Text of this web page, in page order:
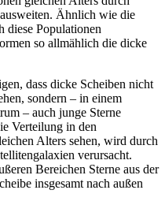
Ähnlich wie die
diese Populationen
so allmählich die dicke
dass dicke Scheiben nicht
sondern – in einem
– auch junge Sterne
Verteilung in den
Alters sehen, wird durch
verursacht.
Bereichen Sterne aus der
insgesamt nach außen